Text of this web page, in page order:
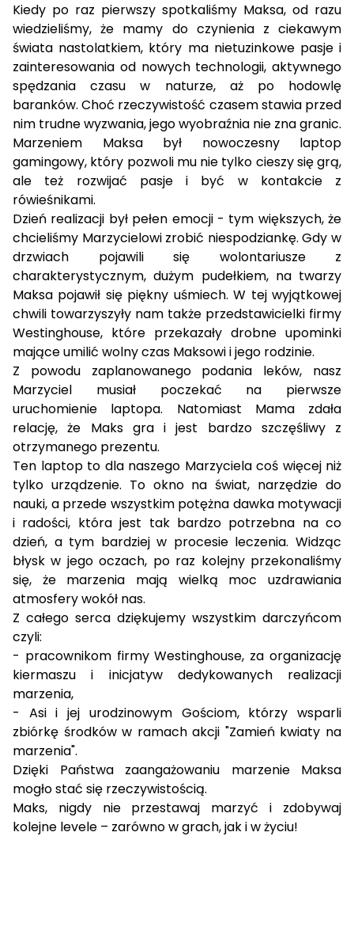
Kiedy po raz pierwszy spotkaliśmy Maksa, od razu
wiedzieliśmy, że mamy do czynienia z ciekawym
świata nastolatkiem, który ma nietuzinkowe pasje i
zainteresowania od nowych technologii, aktywnego
spędzania czasu w naturze, aż po hodowlę
baranków. Choć rzeczywistość czasem stawia przed
nim trudne wyzwania, jego wyobraźnia nie zna granic.
Marzeniem Maksa był nowoczesny laptop
gamingowy, który pozwoli mu nie tylko cieszy się grą,
ale też rozwijać pasje i być w kontakcie z
rówieśnikami.
Dzień realizacji był pełen emocji - tym większych, że
chcieliśmy Marzycielowi zrobić niespodziankę. Gdy w
drzwiach pojawili się wolontariusze z
charakterystycznym, dużym pudełkiem, na twarzy
Maksa pojawił się piękny uśmiech. W tej wyjątkowej
chwili towarzyszyły nam także przedstawicielki firmy
Westinghouse, które przekazały drobne upominki
mające umilić wolny czas Maksowi i jego rodzinie.
Z powodu zaplanowanego podania leków, nasz
Marzyciel musiał poczekać na pierwsze
uruchomienie laptopa. Natomiast Mama zdała
relację, że Maks gra i jest bardzo szczęśliwy z
otrzymanego prezentu.
Ten laptop to dla naszego Marzyciela coś więcej niż
tylko urządzenie. To okno na świat, narzędzie do
nauki, a przede wszystkim potężna dawka motywacji
i radości, która jest tak bardzo potrzebna na co
dzień, a tym bardziej w procesie leczenia. Widząc
błysk w jego oczach, po raz kolejny przekonaliśmy
się, że marzenia mają wielką moc uzdrawiania
atmosfery wokół nas.
Z całego serca dziękujemy wszystkim darczyńcom
czyli:
- pracownikom firmy Westinghouse, za organizację
kiermaszu i inicjatyw dedykowanych realizacji
marzenia,
- Asi i jej urodzinowym Gościom, którzy wsparli
zbiórkę środków w ramach akcji "Zamień kwiaty na
marzenia".
Dzięki Państwa zaangażowaniu marzenie Maksa
mogło stać się rzeczywistością.
Maks, nigdy nie przestawaj marzyć i zdobywaj
kolejne levele – zarówno w grach, jak i w życiu!